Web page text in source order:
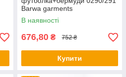
Barwa garments
В наявності
676,80 ₴ 752 ₴
Купити